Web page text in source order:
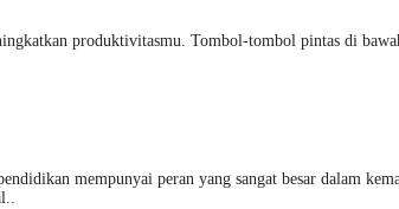
produktivitasmu. Tombol-tombol pintas di
mempunyai peran yang sangat besar dalam